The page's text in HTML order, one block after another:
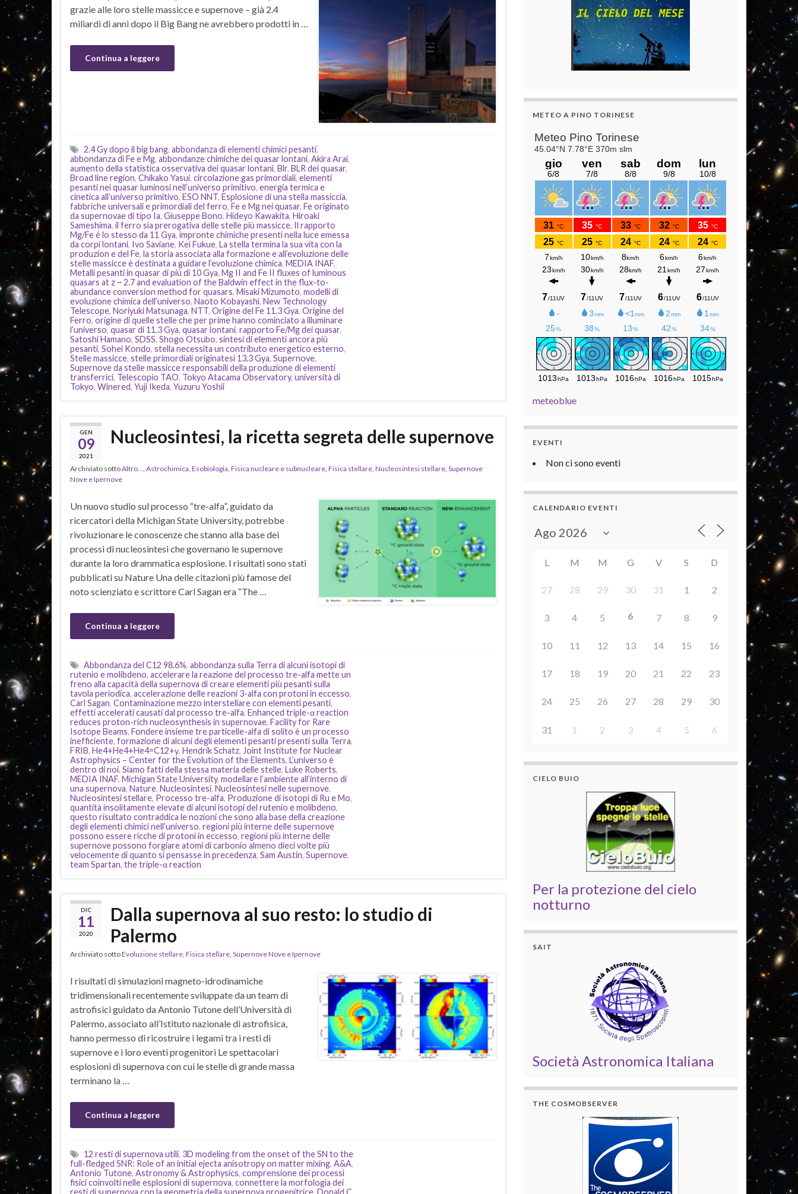
grazie alle loro stelle massicce e supernove – già 2.4
miliardi di anni dopo il Big Bang ne avrebbero prodotti in …
Continua a leggere
2.4 Gy dopo il big bang, abbondanza di elementi chimici pesanti,
abbondanza di Fe e Mg, abbondanze chimiche dei quasar lontani, Akira Arai,
aumento della statistica osservativa dei quasar lontani, Blr, BLR dei quasar,
Broad line region, Chikako Yasui, circolazione gas primordiali, elementi
pesanti nei quasar luminosi nell’universo primitivo, energia termica e
cinetica all’universo primitivo, ESO NNT, Esplosione di una stella massiccia,
fabbriche universali e primordiali del ferro, Fe e Mg nei quasar, Fe originato
da supernovae di tipo Ia, Giuseppe Bono, Hideyo Kawakita, Hiroaki
Sameshima, il ferro sia prerogativa delle stelle più massicce, Il rapporto
Mg/Fe é lo stesso da 11 Gya, impronte chimiche presenti nella luce emessa
da corpi lontani, Ivo Saviane, Kei Fukue, La stella termina la sua vita con la
produzion e del Fe, la storia associata alla formazione e all’evoluzione delle
stelle massicce è destinata a guidare l’evoluzione chimica, MEDIA INAF,
Metalli pesanti in quasar di piú di 10 Gya, Mg II and Fe II fluxes of luminous
quasars at z ~ 2.7 and evaluation of the Baldwin effect in the flux-to-
abundance conversion method for quasars, Misaki Mizumoto, modelli di
evoluzione chimica dell’universo, Naoto Kobayashi, New Technology
Telescope, Noriyuki Matsunaga, NTT, Origine del Fe 11.3 Gya, Origine del
Ferro, origine di quelle stelle che per prime hanno cominciato a illuminare
l’universo, quasar di 11.3 Gya, quasar lontani, rapporto Fe/Mg dei quasar,
Satoshi Hamano, SDSS, Shogo Otsubo, sintesi di elementi ancora più
pesanti, Sohei Kondo, stella necessita un contributo energetico esterno,
Stelle massicce, stelle primordiali originatesi 13.3 Gya, Supernove,
Supernove da stelle massicce responsabili della produzione di elementi
transferrici, Telescopio TAO, Tokyo Atacama Observatory, università di
Tokyo, Winered, Yuji Ikeda, Yuzuru Yoshii
GEN
09
2021
Nucleosintesi, la ricetta segreta delle supernove
Archiviato sottoAltro..., Astrochimica, Esobiologia, Fisica nucleare e subnucleare, Fisica stellare, Nucleosintesi stellare, Supernove
Nove e Ipernove
Un nuovo studio sul processo “tre-alfa”, guidato da
ricercatori della Michigan State University, potrebbe
rivoluzionare le conoscenze che stanno alla base dei
processi di nucleosintesi che governano le supernove
durante la loro drammatica esplosione. I risultati sono stati
pubblicati su Nature Una delle citazioni più famose del
noto scienziato e scrittore Carl Sagan era “The …
Continua a leggere
Abbondanza del C12 98.6%, abbondanza sulla Terra di alcuni isotopi di
rutenio e molibdeno, accelerare la reazione del processo tre-alfa mette un
freno alla capacità della supernova di creare elementi più pesanti sulla
tavola periodica, accelerazione delle reazioni 3-alfa con protoni in eccesso,
Carl Sagan, Contaminazione mezzo interstellare con elementi pesanti,
effetti accelerati causati dal processo tre-alfa, Enhanced triple-α reaction
reduces proton-rich nucleosynthesis in supernovae, Facility for Rare
Isotope Beams, Fondere insieme tre particelle-alfa di solito è un processo
inefficiente, formazione di alcuni degli elementi pesanti presenti sulla Terra,
FRIB, He4+He4+He4=C12+γ, Hendrik Schatz, Joint Institute for Nuclear
Astrophysics – Center for the Evolution of the Elements, L’universo è
dentro di noi. Siamo fatti della stessa materia delle stelle, Luke Roberts,
MEDIA INAF, Michigan State University, modellare l’ambiente all’interno di
una supernova, Nature, Nucleosintesi, Nucleosintesi nelle supernove,
Nucleosintesi stellare, Processo tre-alfa, Produzione di isotopi di Ru e Mo,
quantità insolitamente elevate di alcuni isotopi del rutenio e molibdeno,
questo risultato contraddica le nozioni che sono alla base della creazione
degli elementi chimici nell’universo, regioni più interne delle supernove
possono essere ricche di protoni in eccesso, regioni più interne delle
supernove possono forgiare atomi di carbonio almeno dieci volte più
velocemente di quanto si pensasse in precedenza, Sam Austin, Supernove,
team Spartan, the triple-α reaction
DIC
11
2020
Dalla supernova al suo resto: lo studio di
Palermo
Archiviato sottoEvoluzione stellare, Fisica stellare, Supernove Nove e Ipernove
I risultati di simulazioni magneto-idrodinamiche
tridimensionali recentemente sviluppate da un team di
astrofisici guidato da Antonio Tutone dell’Università di
Palermo, associato all’Istituto nazionale di astrofisica,
hanno permesso di ricostruire i legami tra i resti di
supernove e i loro eventi progenitori Le spettacolari
esplosioni di supernova con cui le stelle di grande massa
terminano la …
Continua a leggere
12 resti di supernova utili, 3D modeling from the onset of the SN to the
full-fledged SNR: Role of an initial ejecta anisotropy on matter mixing, A&A,
Antonio Tutone, Astronomy & Astrophysics, comprensione dei processi
fisici coinvolti nelle esplosioni di supernova, connettere la morfologia dei
METEO A PINO TORINESE
meteoblue
EVENTI
Non ci sono eventi
CALENDARIO EVENTI
L M M G V S D
27 28 29 30 31 1 2
3 4 5 6 7 8 9
10 11 12 13 14 15 16
17 18 19 20 21 22 23
24 25 26 27 28 29 30
31 1 2 3 4 5 6
CIELO BUIO
Per la protezione del cielo
notturno
SAIT
Società Astronomica Italiana
THE COSMOBSERVER